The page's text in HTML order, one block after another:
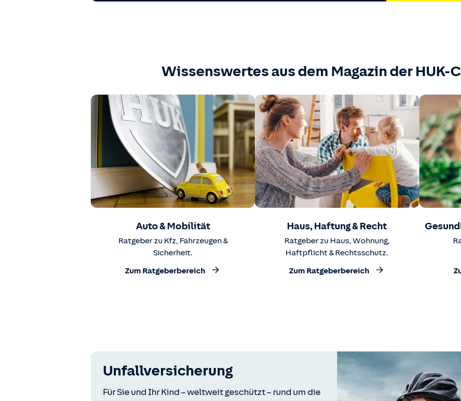
Wissenswertes aus dem Magazin der HUK-
Auto & Mobilität
Ratgeber zu Kfz, Fahrzeugen &
Sicherheit.
Zum Ratgeberbereich
Haus, Haftung & Recht
Ratgeber zu Haus, Wohnung,
Haftpflicht & Rechtsschutz.
Zum Ratgeberbereich
Unfallversicherung
Für Sie und Ihr Kind – weltweit geschützt – rund um die